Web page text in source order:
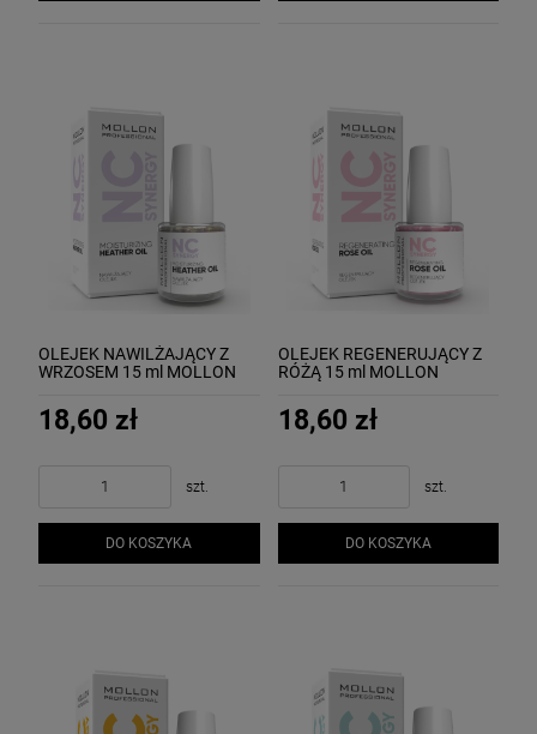
OLEJEK NAWILŻAJĄCY Z
WRZOSEM 15 ml MOLLON
OIL
18,60 zł
szt.
DO KOSZYKA
OLEJEK REGENERUJĄCY Z
RÓŻĄ 15 ml MOLLON
18,60 zł
szt.
DO KOSZYKA